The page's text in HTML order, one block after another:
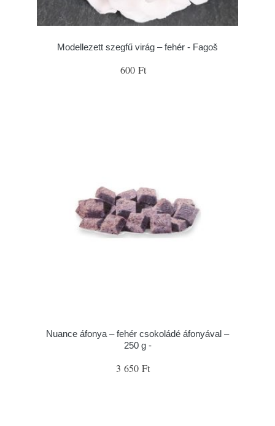
Modellezett szegfű virág – fehér - Fagoš
600 Ft
Nuance áfonya – fehér csokoládé áfonyával –
250 g -
3 650 Ft